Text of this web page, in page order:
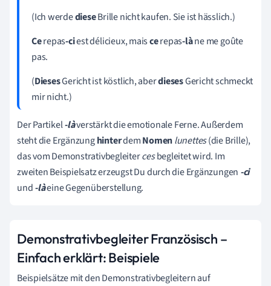
(Ich werdedieseBrille nicht kaufen. Sie ist hässlich.)
Cerepas-ciest délicieux, maiscerepas-làne me goûte
pas.
(DiesesGericht ist köstlich, aberdiesesGericht schmeckt
mir nicht.)
Der Partikel-làverstärkt dieemotionaleFerne. Außerdem
steht die ErgänzunghinterdemNomenlunettes(die Brille),
das vom Demonstrativbegleitercesbegleitet wird. Im
zweiten Beispielsatz erzeugst Du durch dieErgänzungen -ci
und-làeine Gegenüberstellung.
Demonstrativbegleiter Französisch –
Einfach erklärt: Beispiele
Beispielsätze mit den Demonstrativbegleitern auf